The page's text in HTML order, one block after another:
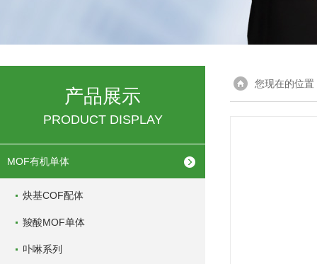
产品展示
PRODUCT DISPLAY
MOF有机单体
炔基COF配体
羧酸MOF单体
卟啉系列
您现在的位置